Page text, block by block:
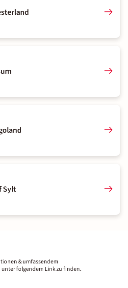
Sylt
& umfassendem
folgendem Link zu finden.